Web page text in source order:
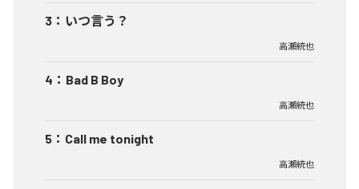
3 ： いつ言う？
高瀬統也
4 ： Bad B Boy
高瀬統也
5 ： Call me tonight
高瀬統也